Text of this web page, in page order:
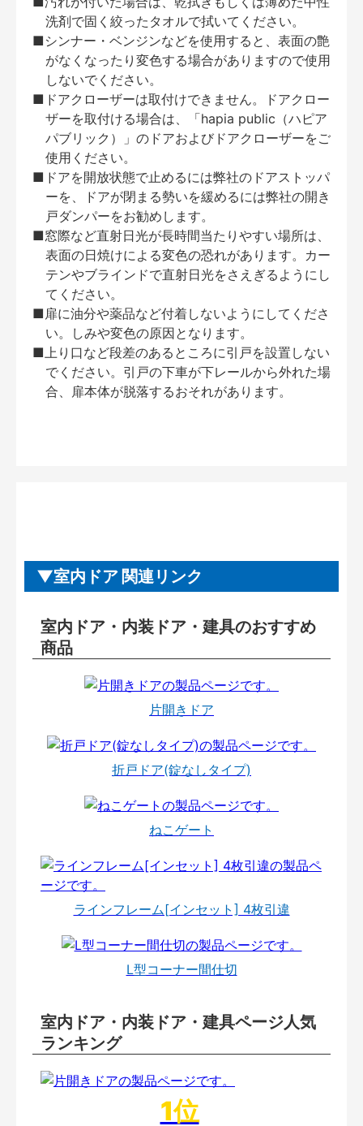
洗剤で固く絞ったタオルで拭いてください。
■シンナー・ベンジンなどを使用すると、表面の艶
がなくなったり変色する場合がありますので使用
しないでください。
■ドアクローザーは取付けできません。ドアクロー
ザーを取付ける場合は、「hapia public（ハピア
パブリック）」のドアおよびドアクローザーをご
使用ください。
■ドアを開放状態で止めるには弊社のドアストッパ
ーを、ドアが閉まる勢いを緩めるには弊社の開き
戸ダンパーをお勧めします。
■窓際など直射日光が長時間当たりやすい場所は、
表面の日焼けによる変色の恐れがあります。カー
テンやブラインドで直射日光をさえぎるようにし
てください。
■扉に油分や薬品など付着しないようにしてくださ
い。しみや変色の原因となります。
■上り口など段差のあるところに引戸を設置しない
でください。引戸の下車が下レールから外れた場
合、扉本体が脱落するおそれがあります。
室内ドア 関連リンク
室内ドア・内装ドア・建具のおすすめ
商品
片開きドア
折戸ドア(錠なしタイプ)
ねこゲート
ラインフレーム[インセット] 4枚引違
L型コーナー間仕切
室内ドア・内装ドア・建具ページ人気
ランキング